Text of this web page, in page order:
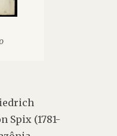
Spix (1781-